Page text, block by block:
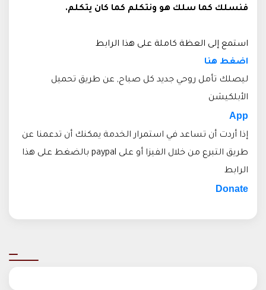
فنسلك كما سلك هو ونتكلم كما كان يتكلم.
استمع إلى العظة كاملة على هذا الرابط
اضغط هنا
ليصلك تأمل روحي جديد كل صباح, عن طريق تحميل
الأبلكيشن
App
إذا أردت أن تساعد في استمرار الخدمة يمكنك أن تدعمنا عن
طريق التبرع من خلال الفيزا أو على paypal بالضغط على هذا
الرابط
Donate